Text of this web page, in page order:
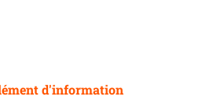
d'information